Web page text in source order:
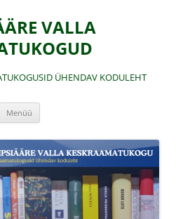
VALLA
ÜHENDAV KODULEHT
Menüü